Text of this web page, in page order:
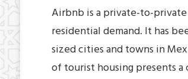
Airbnb is a private-to-
residential demand. It has
sized cities and towns in
of tourist housing presents